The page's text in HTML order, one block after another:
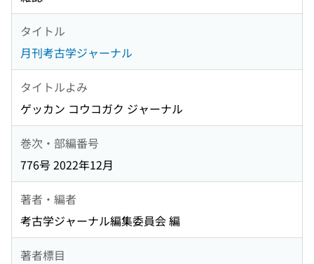
タイトル
月刊考古学ジャーナル
タイトルよみ
ゲッカン コウコガク ジャーナル
巻次・部編番号
776号 2022年12月
著者・編者
考古学ジャーナル編集委員会 編
著者標目